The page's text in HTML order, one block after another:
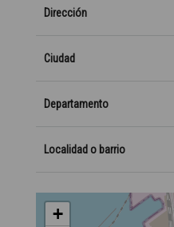
Dirección
Ciudad
Departamento
Localidad o barrio
+